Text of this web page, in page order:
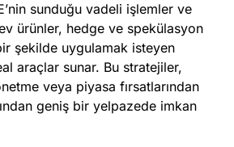
sunduğu vadeli işlemler ve
ürünler, hedge ve spekülasyon
şekilde uygulamak isteyen
araçlar sunar. Bu stratejiler,
veya piyasa fırsatlarından
geniş bir yelpazede imkan